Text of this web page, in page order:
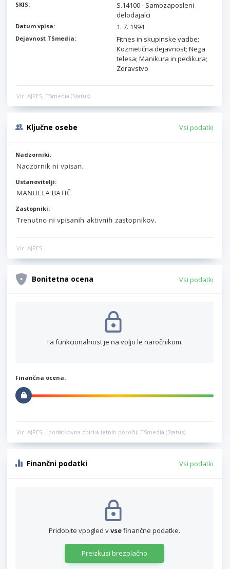
SKIS:
S.14100 - Samozaposleni
delodajalci
Datum vpisa: 1. 7. 1994
Dejavnost TSmedia:
Fitnes in skupinske vadbe;
Kozmetična dejavnost; Nega
telesa; Manikura in pedikura;
Zdravstvo
Vir: AJPES, TSmedia (Status)
Ključne osebe Vsi podatki
Nadzorniki:
Ustanovitelji:
Zastopniki:
Vir: AJPES
Bonitetna ocena Vsi podatki
Ta funkcionalnost je na voljo le naročnikom.
Finančna ocena:
Vir: AJPES – podatkovna zbirka letnih poročil, TSmedia (Status)
Finančni podatki Vsi podatki
Pridobite vpogled vvsefinančne podatke.
Preizkusi brezplačno